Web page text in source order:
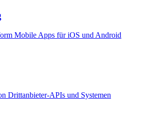
Mobile Apps für iOS und Android
Drittanbieter-APIs und Systemen